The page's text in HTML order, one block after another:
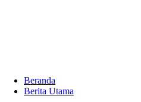
Beranda
Berita Utama